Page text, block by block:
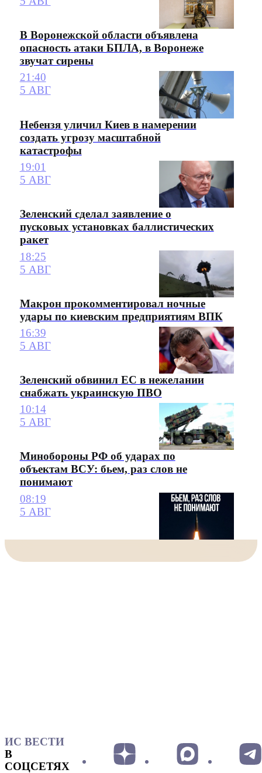
В Воронежской области объявлена
опасность атаки БПЛА, в Воронеже
звучат сирены
21:40
5 АВГ
Небензя уличил Киев в намерении
создать угрозу масштабной
катастрофы
19:01
5 АВГ
Зеленский сделал заявление о
пусковых установках баллистических
ракет
18:25
5 АВГ
Макрон прокомментировал ночные
удары по киевским предприятиям ВПК
16:39
5 АВГ
Зеленский обвинил ЕС в нежелании
снабжать украинскую ПВО
10:14
5 АВГ
Минобороны РФ об ударах по
объектам ВСУ: бьем, раз слов не
понимают
08:19
5 АВГ
ИС ВЕСТИ
В
СОЦСЕТЯХ